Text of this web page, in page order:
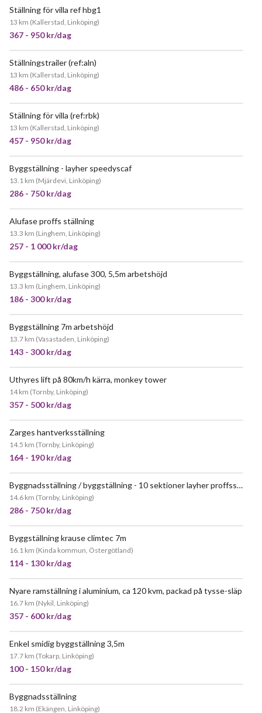
Ställning för villa ref hbg1
13 km (Kallerstad, Linköping)
367 - 950 kr/dag
Ställningstrailer (ref:aln)
13 km (Kallerstad, Linköping)
486 - 650 kr/dag
Ställning för villa (ref:rbk)
13 km (Kallerstad, Linköping)
457 - 950 kr/dag
Byggställning - layher speedyscaf
13.1 km (Mjärdevi, Linköping)
286 - 750 kr/dag
Alufase proffs ställning
13.3 km (Linghem, Linköping)
257 - 1 000 kr/dag
Byggställning, alufase 300, 5,5m arbetshöjd
13.3 km (Linghem, Linköping)
186 - 300 kr/dag
Byggställning 7m arbetshöjd
13.7 km (Vasastaden, Linköping)
143 - 300 kr/dag
Uthyres lift på 80km/h kärra, monkey tower
14 km (Tornby, Linköping)
357 - 500 kr/dag
Zarges hantverksställning
14.5 km (Tornby, Linköping)
164 - 190 kr/dag
JÄTTEPOPULÄR Byggnadsställning / byggställning - 10 sektioner layher proffsställning
14.6 km (Tornby, Linköping)
286 - 750 kr/dag
Byggställning krause climtec 7m
16.1 km (Kinda kommun, Östergötland)
114 - 130 kr/dag
POPULÄR
Nyare ramställning i aluminium, ca 120 kvm, packad på tysse-släp
16.7 km (Nykil, Linköping)
357 - 600 kr/dag
Enkel smidig byggställning 3,5m
17.7 km (Tokarp, Linköping)
100 - 150 kr/dag
Byggnadsställning
18.2 km (Ekängen, Linköping)